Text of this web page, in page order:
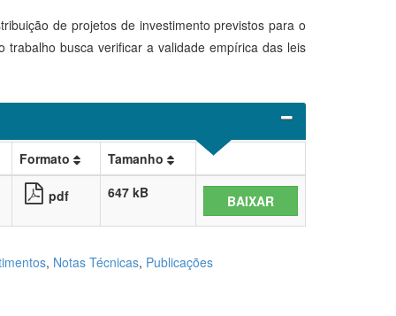
de projetos de investimento previstos para o
busca verificar a validade empírica das leis
Formato Tamanho
pdf 647 kB BAIXAR
, Notas Técnicas, Publicações